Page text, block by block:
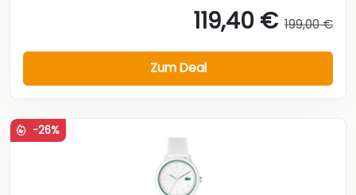
119,40 € 199,00 €
Zum Deal
-26%